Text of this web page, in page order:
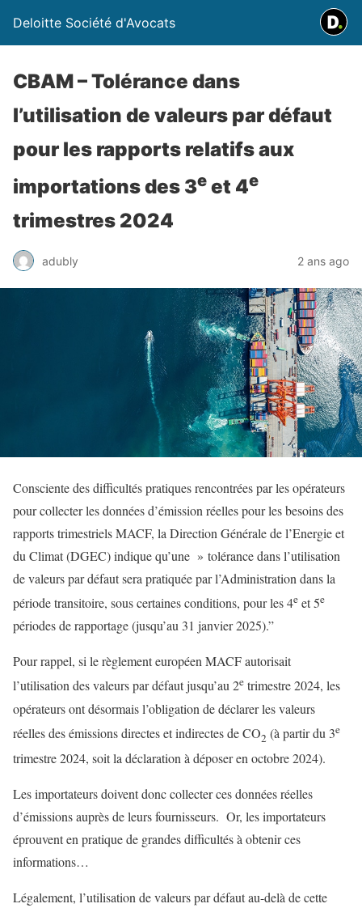
Deloitte Société d'Avocats
CBAM – Tolérance dans
l’utilisation de valeurs par défaut
pour les rapports relatifs aux
importations des 3e et 4e
trimestres 2024
adubly 2 ans ago
Consciente des difficultés pratiques rencontrées par les opérateurs
pour collecter les données d’émission réelles pour les besoins des
rapports trimestriels MACF, la Direction Générale de l’Energie et
du Climat (DGEC) indique qu’une » tolérance dans l’utilisation
de valeurs par défaut sera pratiquée par l’Administration dans la
période transitoire, sous certaines conditions, pour les 4e et 5e
périodes de rapportage (jusqu’au 31 janvier 2025).”
Pour rappel, si le règlement européen MACF autorisait
l’utilisation des valeurs par défaut jusqu’au 2e trimestre 2024, les
opérateurs ont désormais l’obligation de déclarer les valeurs
réelles des émissions directes et indirectes de CO2 (à partir du 3e
trimestre 2024, soit la déclaration à déposer en octobre 2024).
Les importateurs doivent donc collecter ces données réelles
d’émissions auprès de leurs fournisseurs. Or, les importateurs
éprouvent en pratique de grandes difficultés à obtenir ces
informations…
Légalement, l’utilisation de valeurs par défaut au-delà de cette